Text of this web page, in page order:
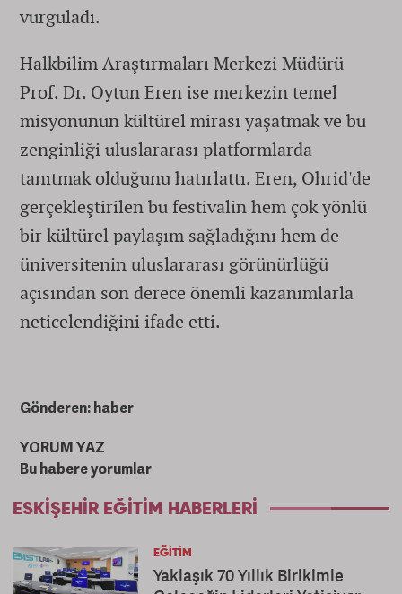
vurguladı.
Halkbilim Araştırmaları Merkezi Müdürü
Prof. Dr. Oytun Eren ise merkezin temel
misyonunun kültürel mirası yaşatmak ve bu
zenginliği uluslararası platformlarda
tanıtmak olduğunu hatırlattı. Eren, Ohrid'de
gerçekleştirilen bu festivalin hem çok yönlü
bir kültürel paylaşım sağladığını hem de
üniversitenin uluslararası görünürlüğü
açısından son derece önemli kazanımlarla
neticelendiğini ifade etti.
Gönderen: haber
YORUM YAZ
Bu habere yorumlar
ESKIŞEHIR EĞITIM HABERLERI
EĞITIM
Yaklaşık 70 Yıllık Birikimle